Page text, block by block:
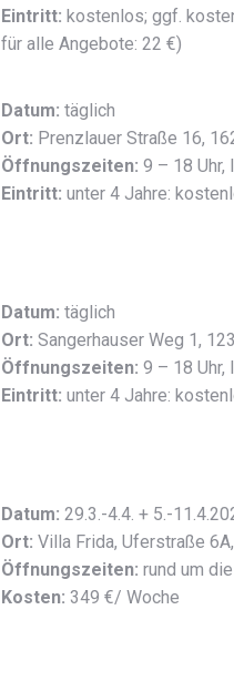
Eintritt: kostenlos; ggf.
für alle Angebote: 22 €)
Datum: täglich
Ort: Prenzlauer Straße 16,
Öffnungszeiten: 9 – 18 Uhr,
Eintritt: unter 4 Jahre:
Datum: täglich
Ort: Sangerhauser Weg 1,
Öffnungszeiten: 9 – 18 Uhr,
Eintritt: unter 4 Jahre:
Datum: 29.3.-4.4. + 5.-
Ort: Villa Frida, Uferstraße
Öffnungszeiten: rund um
Kosten: 349 €/ Woche